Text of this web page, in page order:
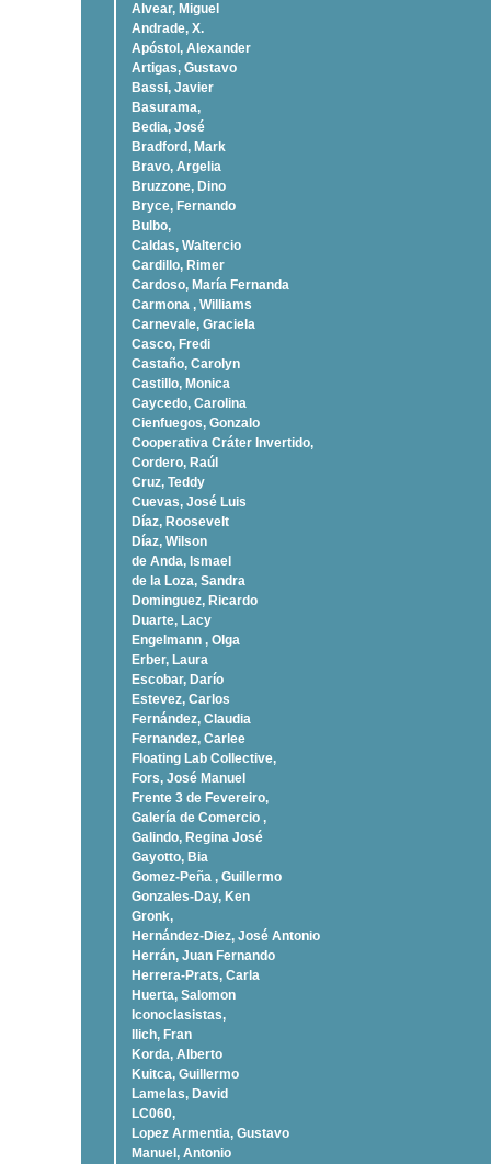
Alvear, Miguel
Andrade, X.
Apóstol, Alexander
Artigas, Gustavo
Bassi, Javier
Basurama,
Bedia, José
Bradford, Mark
Bravo, Argelia
Bruzzone, Dino
Bryce, Fernando
Bulbo,
Caldas, Waltercio
Cardillo, Rimer
Cardoso, Marí­a Fernanda
Carmona , Williams
Carnevale, Graciela
Casco, Fredi
Castaño, Carolyn
Castillo, Monica
Caycedo, Carolina
Cienfuegos, Gonzalo
Cooperativa Cráter Invertido,
Cordero, Raúl
Cruz, Teddy
Cuevas, José Luis
Díaz, Roosevelt
Dí­az, Wilson
de Anda, Ismael
de la Loza, Sandra
Dominguez, Ricardo
Duarte, Lacy
Engelmann , Olga
Erber, Laura
Escobar, Darío
Estevez, Carlos
Fernández, Claudia
Fernandez, Carlee
Floating Lab Collective,
Fors, José Manuel
Frente 3 de Fevereiro,
Galería de Comercio ,
Galindo, Regina José
Gayotto, Bia
Gomez-Peña , Guillermo
Gonzales-Day, Ken
Gronk,
Hernández-Diez, José Antonio
Herrán, Juan Fernando
Herrera-Prats, Carla
Huerta, Salomon
Iconoclasistas,
Ilich, Fran
Korda, Alberto
Kuitca, Guillermo
Lamelas, David
LC060,
Lopez Armentia, Gustavo
Manuel, Antonio